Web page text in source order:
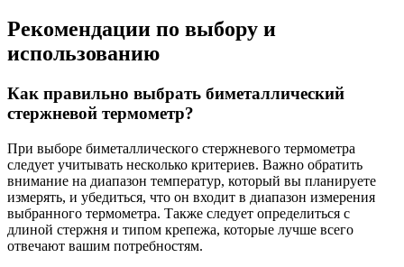
Рекомендации по выбору и
использованию
Как правильно выбрать биметаллический
стержневой термометр?
При выборе биметаллического стержневого термометра
следует учитывать несколько критериев. Важно обратить
внимание на диапазон температур, который вы планируете
измерять, и убедиться, что он входит в диапазон измерения
выбранного термометра. Также следует определиться с
длиной стержня и типом крепежа, которые лучше всего
отвечают вашим потребностям.